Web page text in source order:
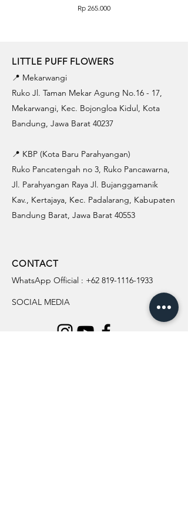
Price
Rp 265.000
LITTLE PUFF FLOWERS
📍 Mekarwangi
Ruko Jl. Taman Mekar Agung No.16 - 17,
Mekarwangi, Kec. Bojongloa Kidul, Kota
Bandung, Jawa Barat 40237
📍 KBP (Kota Baru Parahyangan)
Ruko Pancatengah no 3, Ruko Pancawarna,
Jl. Parahyangan Raya Jl. Bujanggamanik
Kav., Kertajaya, Kec. Padalarang, Kabupaten
Bandung Barat, Jawa Barat 40553
CONTACT
WhatsApp Official : +62 819-1116-1933
SOCIAL MEDIA